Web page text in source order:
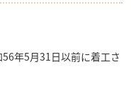
年5月31日以前に着工さ